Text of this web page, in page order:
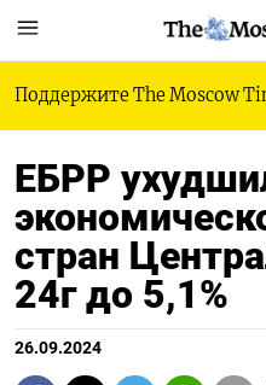
Поддержите The Moscow
ЕБРР
стран
24г до 5,1%
26.09.2024